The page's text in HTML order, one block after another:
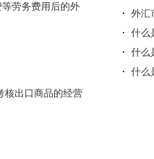
劳务费用后的外
核出口商品的经营
外汇
势？
什么
什么
什么